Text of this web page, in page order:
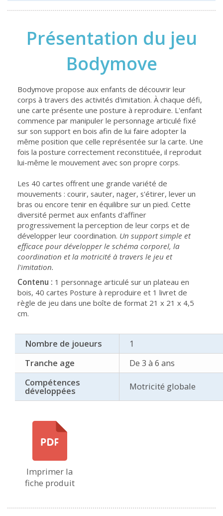
Présentation du jeu
Bodymove
Bodymove propose aux enfants de découvrir leur
corps à travers des activités d'imitation. À chaque défi,
une carte présente une posture à reproduire. L'enfant
commence par manipuler le personnage articulé fixé
sur son support en bois afin de lui faire adopter la
même position que celle représentée sur la carte. Une
fois la posture correctement reconstituée, il reproduit
lui-même le mouvement avec son propre corps.
Les 40 cartes offrent une grande variété de
mouvements : courir, sauter, nager, s'étirer, lever un
bras ou encore tenir en équilibre sur un pied. Cette
diversité permet aux enfants d'affiner
progressivement la perception de leur corps et de
développer leur coordination. Un support simple et
efficace pour développer le schéma corporel, la
coordination et la motricité à travers le jeu et
l'imitation.
Contenu : 1 personnage articulé sur un plateau en
bois, 40 cartes Posture à reproduire et 1 livret de
règle de jeu dans une boîte de format 21 x 21 x 4,5
cm.
Nombre de joueurs
1
Tranche age
De 3 à 6 ans
Compétences
développées Motricité globale
Imprimer la
fiche produit